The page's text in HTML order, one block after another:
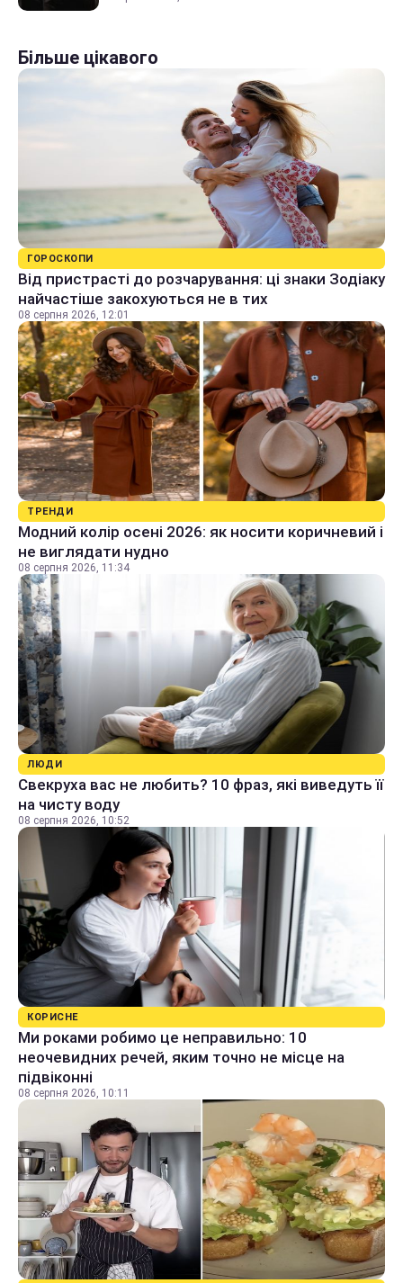
Більше цікавого
ГОРОСКОПИ
Від пристрасті до розчарування: ці знаки Зодіаку
найчастіше закохуються не в тих
08 серпня 2026, 12:01
ТРЕНДИ
Модний колір осені 2026: як носити коричневий і
не виглядати нудно
08 серпня 2026, 11:34
ЛЮДИ
Свекруха вас не любить? 10 фраз, які виведуть її
на чисту воду
08 серпня 2026, 10:52
КОРИСНЕ
Ми роками робимо це неправильно: 10
неочевидних речей, яким точно не місце на
підвіконні
08 серпня 2026, 10:11